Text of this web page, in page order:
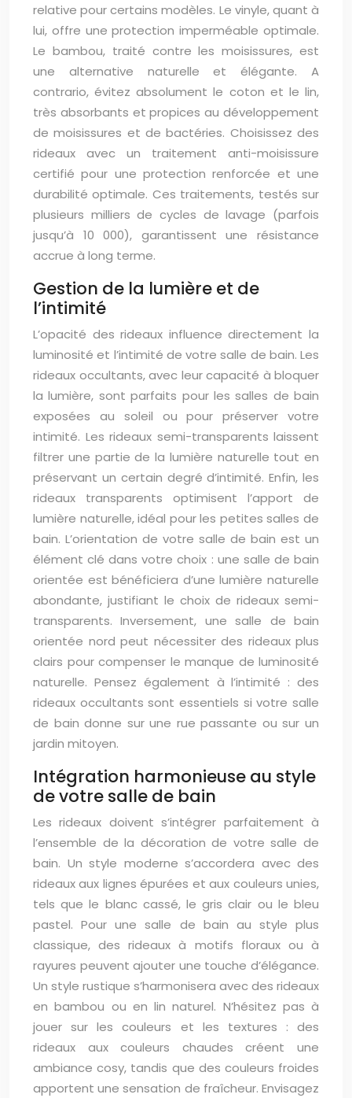
relative pour certains modèles. Le vinyle, quant à
lui, offre une protection imperméable optimale.
Le bambou, traité contre les moisissures, est
une alternative naturelle et élégante. A
contrario, évitez absolument le coton et le lin,
très absorbants et propices au développement
de moisissures et de bactéries. Choisissez des
rideaux avec un traitement anti-moisissure
certifié pour une protection renforcée et une
durabilité optimale. Ces traitements, testés sur
plusieurs milliers de cycles de lavage (parfois
jusqu’à 10 000), garantissent une résistance
accrue à long terme.
Gestion de la lumière et de
l’intimité
L’opacité des rideaux influence directement la
luminosité et l’intimité de votre salle de bain. Les
rideaux occultants, avec leur capacité à bloquer
la lumière, sont parfaits pour les salles de bain
exposées au soleil ou pour préserver votre
intimité. Les rideaux semi-transparents laissent
filtrer une partie de la lumière naturelle tout en
préservant un certain degré d’intimité. Enfin, les
rideaux transparents optimisent l’apport de
lumière naturelle, idéal pour les petites salles de
bain. L’orientation de votre salle de bain est un
élément clé dans votre choix : une salle de bain
orientée est bénéficiera d’une lumière naturelle
abondante, justifiant le choix de rideaux semi-
transparents. Inversement, une salle de bain
orientée nord peut nécessiter des rideaux plus
clairs pour compenser le manque de luminosité
naturelle. Pensez également à l’intimité : des
rideaux occultants sont essentiels si votre salle
de bain donne sur une rue passante ou sur un
jardin mitoyen.
Intégration harmonieuse au style
de votre salle de bain
Les rideaux doivent s’intégrer parfaitement à
l’ensemble de la décoration de votre salle de
bain. Un style moderne s’accordera avec des
rideaux aux lignes épurées et aux couleurs unies,
tels que le blanc cassé, le gris clair ou le bleu
pastel. Pour une salle de bain au style plus
classique, des rideaux à motifs floraux ou à
rayures peuvent ajouter une touche d’élégance.
Un style rustique s’harmonisera avec des rideaux
en bambou ou en lin naturel. N’hésitez pas à
jouer sur les couleurs et les textures : des
rideaux aux couleurs chaudes créent une
ambiance cosy, tandis que des couleurs froides
apportent une sensation de fraîcheur. Envisagez